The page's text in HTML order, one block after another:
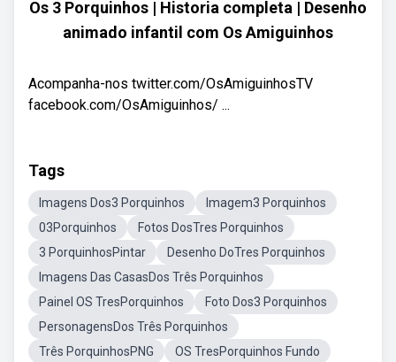
Os 3 Porquinhos | Historia completa | Desenho
animado infantil com Os Amiguinhos
Acompanha-nos twitter.com/OsAmiguinhosTV
facebook.com/OsAmiguinhos/ ...
Tags
Imagens Dos3 Porquinhos
Imagem3 Porquinhos
03Porquinhos
Fotos DosTres Porquinhos
3 PorquinhosPintar
Desenho DoTres Porquinhos
Imagens Das CasasDos Três Porquinhos
Painel OS TresPorquinhos
Foto Dos3 Porquinhos
PersonagensDos Três Porquinhos
Três PorquinhosPNG
OS TresPorquinhos Fundo